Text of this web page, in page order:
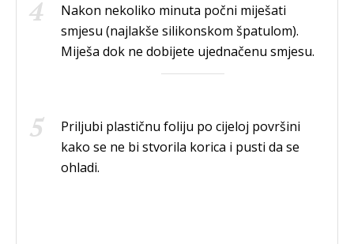
Nakon nekoliko minuta počni miješati
smjesu (najlakše silikonskom špatulom).
Miješa dok ne dobijete ujednačenu smjesu.
Priljubi plastičnu foliju po cijeloj površini
kako se ne bi stvorila korica i pusti da se
ohladi.